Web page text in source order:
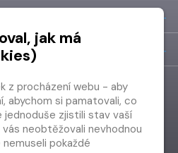
jak má
z procházení webu - aby
abychom si pamatovali, co
jednoduše zjistili stav vaší
neobtěžovali nevhodnou
pokaždé